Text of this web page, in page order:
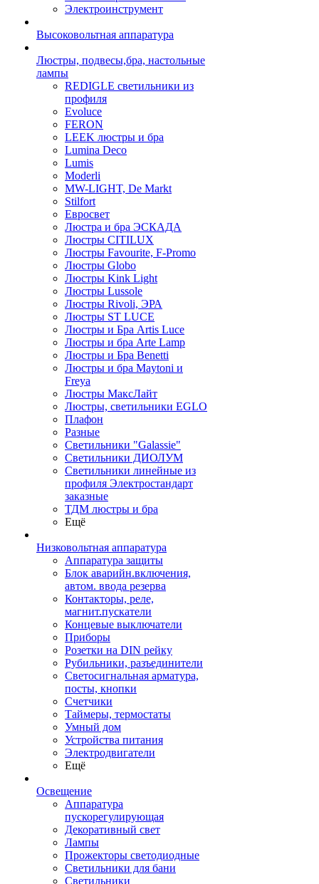
Электроинструмент
Высоковольтная аппаратура
Люстры, подвесы,бра, настольные
лампы
REDIGLE светильники из
профиля
Evoluce
FERON
LEEK люстры и бра
Lumina Deco
Lumis
Moderli
MW-LIGHT, De Markt
Stilfort
Евросвет
Люстра и бра ЭСКАДА
Люстры CITILUX
Люстры Favourite, F-Promo
Люстры Globo
Люстры Kink Light
Люстры Lussole
Люстры Rivoli, ЭРА
Люстры ST LUCE
Люстры и Бра Artis Luce
Люстры и бра Arte Lamp
Люстры и Бра Benetti
Люстры и бра Maytoni и
Freya
Люстры МаксЛайт
Люстры, светильники EGLO
Плафон
Разные
Светильники "Galassie"
Светильники ДИОЛУМ
Светильники линейные из
профиля Электростандарт
заказные
ТДМ люстры и бра
Ещё
Низковольтная аппаратура
Аппаратура защиты
Блок аварийн.включения,
автом. ввода резерва
Контакторы, реле,
магнит.пускатели
Концевые выключатели
Приборы
Розетки на DIN рейку
Рубильники, разъединители
Светосигнальная арматура,
посты, кнопки
Счетчики
Таймеры, термостаты
Умный дом
Устройства питания
Электродвигатели
Ещё
Освещение
Аппаратура
пускорегулирующая
Декоративный свет
Лампы
Прожекторы светодиодные
Светильники для бани
Светильники